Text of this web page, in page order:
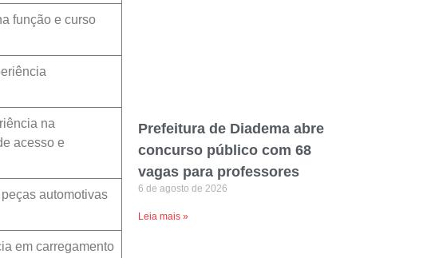
função e curso
na
acesso e
automotivas
em carregamento
Prefeitura de Diadema abre
concurso público com 68
vagas para professores
6 de agosto de 2026
Leia mais »